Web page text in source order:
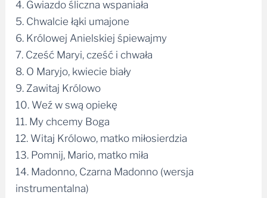
4. Gwiazdo śliczna wspaniała
5. Chwalcie łąki umajone
6. Królowej Anielskiej śpiewajmy
7. Cześć Maryi, cześć i chwała
8. O Maryjo, kwiecie biały
9. Zawitaj Królowo
10. Weź w swą opiekę
11. My chcemy Boga
12. Witaj Królowo, matko miłosierdzia
13. Pomnij, Mario, matko miła
14. Madonno, Czarna Madonno (wersja
instrumentalna)